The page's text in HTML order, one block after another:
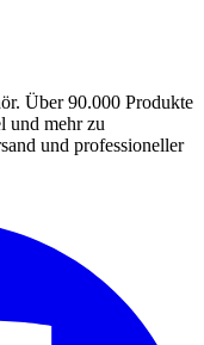
Über 90.000 Produkte
und mehr zu
und professioneller